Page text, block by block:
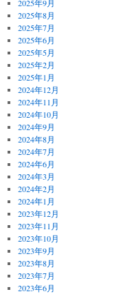
2025年9月
2025年8月
2025年7月
2025年6月
2025年5月
2025年2月
2025年1月
2024年12月
2024年11月
2024年10月
2024年9月
2024年8月
2024年7月
2024年6月
2024年3月
2024年2月
2024年1月
2023年12月
2023年11月
2023年10月
2023年9月
2023年8月
2023年7月
2023年6月